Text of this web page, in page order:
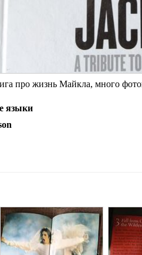
про жизнь Майкла, много
языки